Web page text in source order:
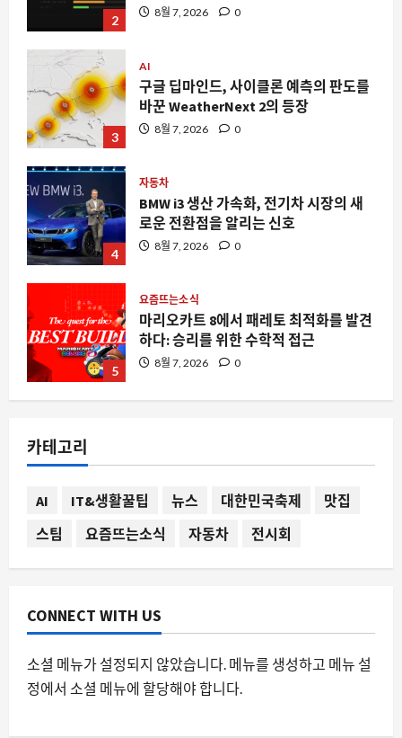
2
8월 7, 2026 0
3
AI
구글 딥마인드, 사이클론 예측의 판도를
바꾼 WeatherNext 2의 등장
8월 7, 2026 0
4
자동차
BMW i3 생산 가속화, 전기차 시장의 새
로운 전환점을 알리는 신호
8월 7, 2026 0
5
요즘뜨는소식
마리오카트 8에서 패레토 최적화를 발견
하다: 승리를 위한 수학적 접근
8월 7, 2026 0
요즘뜨는소식
은 3 분의 1
구글 딥마인드, 사이클론 예측의 판도를
바꾼 WeatherNext 2의 등장
카테고리
AI IT&생활꿀팁 뉴스 대한민국축제
맛집
스팀
요즘뜨는소식 자동차 전시회
CONNECT WITH US
소셜 메뉴가 설정되지 않았습니다. 메뉴를 생성하고 메뉴 설
정에서 소셜 메뉴에 할당해야 합니다.